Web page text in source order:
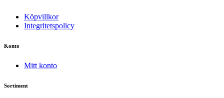
Köpvillkor
Integritetspolicy
Konto
Mitt konto
Sortiment